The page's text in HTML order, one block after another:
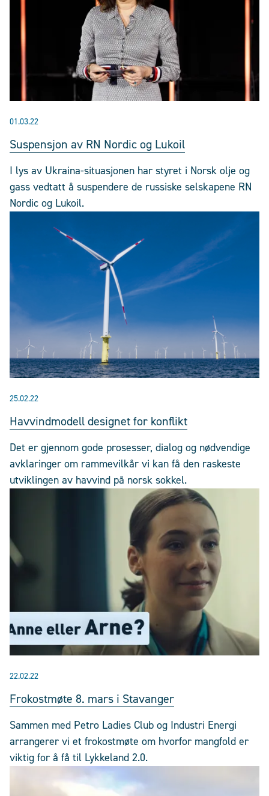
01.03.22
Suspensjon av RN Nordic og Lukoil
I lys av Ukraina-situasjonen har styret i Norsk olje og
gass vedtatt å suspendere de russiske selskapene RN
Nordic og Lukoil.
25.02.22
Havvindmodell designet for konflikt
Det er gjennom gode prosesser, dialog og nødvendige
avklaringer om rammevilkår vi kan få den raskeste
utviklingen av havvind på norsk sokkel.
22.02.22
Frokostmøte 8. mars i Stavanger
Sammen med Petro Ladies Club og Industri Energi
arrangerer vi et frokostmøte om hvorfor mangfold er
viktig for å få til Lykkeland 2.0.